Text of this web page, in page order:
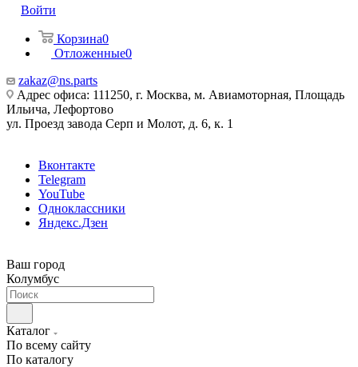
Войти
Корзина0
Отложенные0
zakaz@ns.parts
Адрес офиса: 111250, г. Москва, м. Авиамоторная, Площадь
Ильича, Лефортово
ул. Проезд завода Серп и Молот, д. 6, к. 1
Вконтакте
Telegram
YouTube
Одноклассники
Яндекс.Дзен
Ваш город
Колумбус
Каталог
По всему сайту
По каталогу